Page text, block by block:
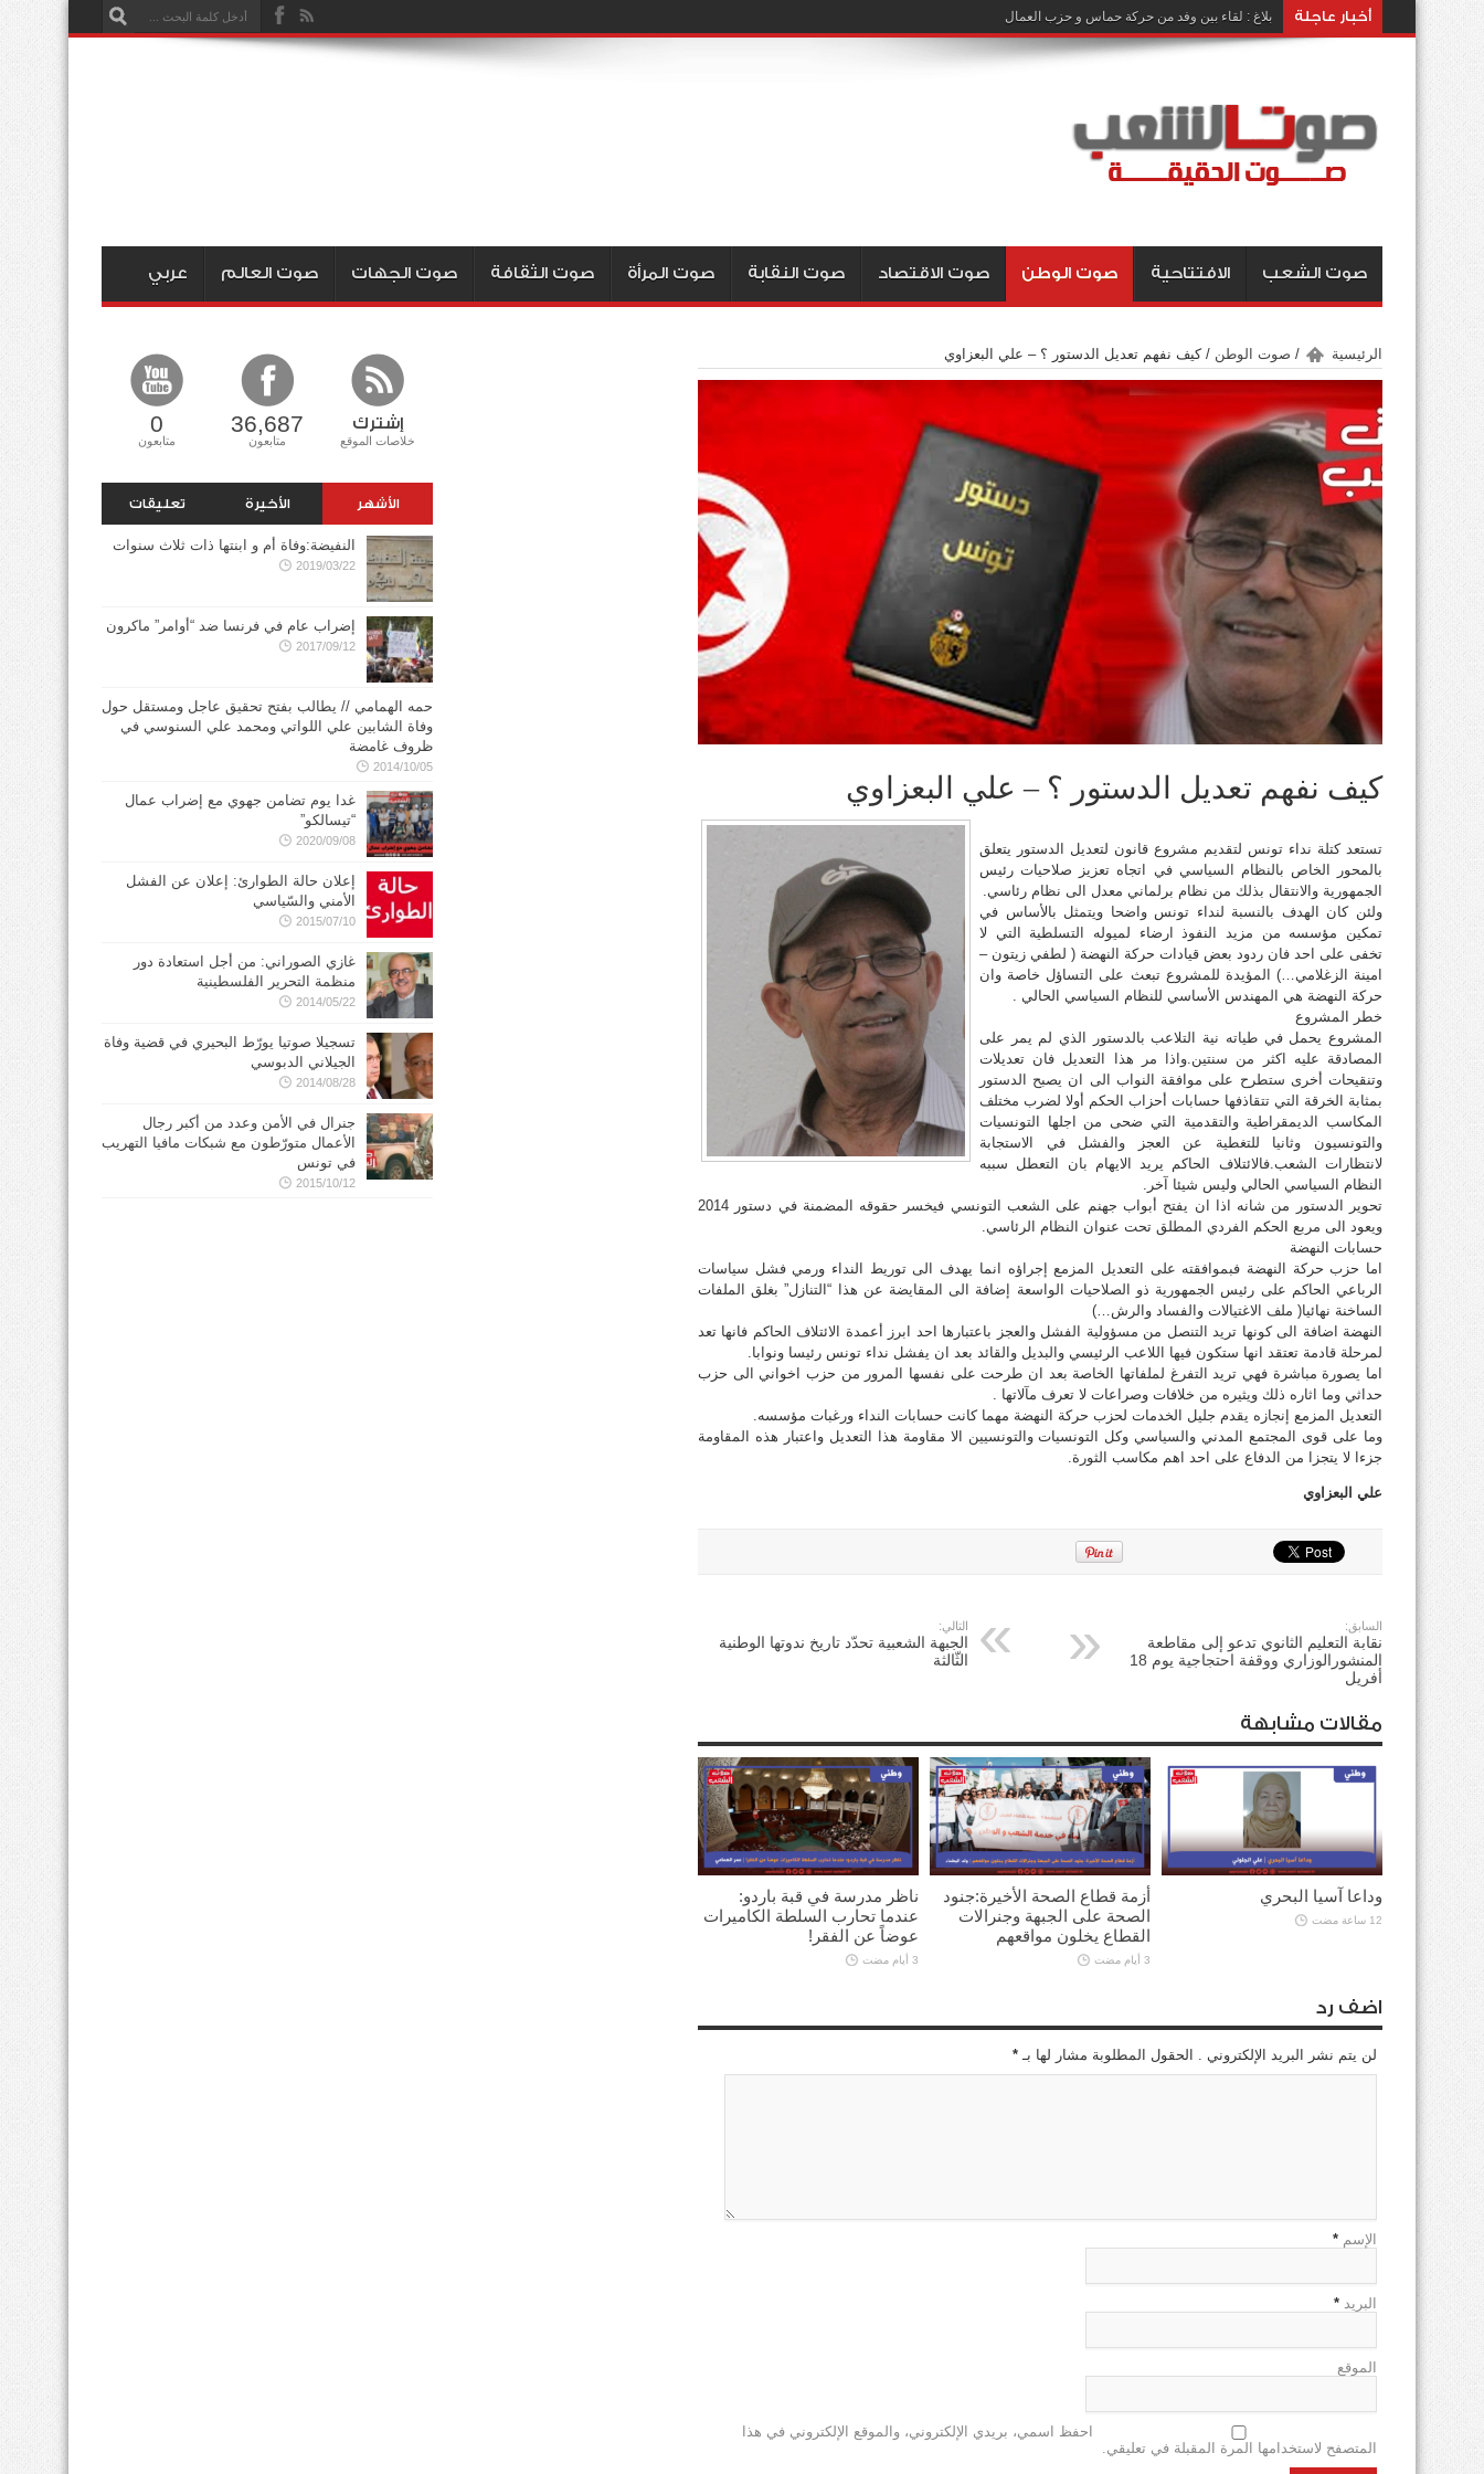
أخبار عاجلة بلاغ : لقاء بين وفد من حركة حماس و حزب العمال
صوت الشعب الافتتاحية صوت الوطن صوت الاقتصاد صوت النقابة صوت المرأة صوت الثقافة صوت الجهات صوت العالم عربي
الرئيسية / صوت الوطن /كيف نفهم تعديل الدستور ؟ – علي البعزاوي
كيف نفهم تعديل الدستور ؟ – علي البعزاوي
تستعد كتلة نداء تونس لتقديم مشروع قانون لتعديل الدستور يتعلق
بالمحور الخاص بالنظام السياسي في اتجاه تعزيز صلاحيات رئيس
الجمهورية والانتقال بذلك من نظام برلماني معدل الى نظام رئاسي.
ولئن كان الهدف بالنسبة لنداء تونس واضحا ويتمثل بالأساس في
تمكين مؤسسه من مزيد النفوذ ارضاء لميوله التسلطية التي لا
تخفى على احد فان ردود بعض قيادات حركة النهضة ( لطفي زيتون –
امينة الزغلامي…) المؤيدة للمشروع تبعث على التساؤل خاصة وان
حركة النهضة هي المهندس الأساسي للنظام السياسي الحالي .
خطر المشروع
المشروع يحمل في طياته نية التلاعب بالدستور الذي لم يمر على
المصادقة عليه اكثر من سنتين.واذا مر هذا التعديل فان تعديلات
وتنقيحات أخرى ستطرح على موافقة النواب الى ان يصبح الدستور
بمثابة الخرقة التي تتقاذفها حسابات أحزاب الحكم أولا لضرب مختلف
المكاسب الديمقراطية والتقدمية التي ضحى من اجلها التونسيات
والتونسيون وثانيا للتغطية عن العجز والفشل في الاستجابة
لانتظارات الشعب.فالائتلاف الحاكم يريد الايهام بان التعطل سببه
النظام السياسي الحالي وليس شيئا آخر.
تحوير الدستور من شانه اذا ان يفتح أبواب جهنم على الشعب التونسي فيخسر حقوقه المضمنة في دستور 2014
ويعود الى مربع الحكم الفردي المطلق تحت عنوان النظام الرئاسي.
حسابات النهضة
اما حزب حركة النهضة فبموافقته على التعديل المزمع إجراؤه انما يهدف الى توريط النداء ورمي فشل سياسات
الرباعي الحاكم على رئيس الجمهورية ذو الصلاحيات الواسعة إضافة الى المقايضة عن هذا “التنازل” بغلق الملفات
الساخنة نهائيا( ملف الاغتيالات والفساد والرش…)
النهضة اضافة الى كونها تريد التنصل من مسؤولية الفشل والعجز باعتبارها احد ابرز أعمدة الائتلاف الحاكم فانها تعد
لمرحلة قادمة تعتقد انها ستكون فيها اللاعب الرئيسي والبديل والقائد بعد ان يفشل نداء تونس رئيسا ونوابا.
اما يصورة مباشرة فهي تريد التفرغ لملفاتها الخاصة بعد ان طرحت على نفسها المرور من حزب اخواني الى حزب
حداثي وما اثاره ذلك ويثيره من خلافات وصراعات لا تعرف مآلاتها .
التعديل المزمع إنجازه يقدم جليل الخدمات لحزب حركة النهضة مهما كانت حسابات النداء ورغبات مؤسسه.
وما على قوى المجتمع المدني والسياسي وكل التونسيات والتونسيين الا مقاومة هذا التعديل واعتبار هذه المقاومة
جزءا لا يتجزا من الدفاع على احد اهم مكاسب الثورة.
علي البعزاوي
السابق:
نقابة التعليم الثانوي تدعو إلى مقاطعة
المنشورالوزاري ووقفة احتجاجية يوم 18
أفريل
التالي:
الجبهة الشعبية تحدّد تاريخ ندوتها الوطنية
الثّالثة
مقالات مشابهة
وداعا آسيا البحري
12 ساعة مضت
أزمة قطاع الصحة الأخيرة:جنود
الصحة على الجبهة وجنرالات
القطاع يخلون مواقعهم
3 أيام مضت
ناظر مدرسة في قبة باردو:
عندما تحارب السلطة الكاميرات
عوضاً عن الفقر!
3 أيام مضت
اضف رد
لن يتم نشر البريد الإلكتروني . الحقول المطلوبة مشار لها بـ *
الإسم *
البريد *
الموقع
احفظ اسمي، بريدي الإلكتروني، والموقع الإلكتروني في هذا
المتصفح لاستخدامها المرة المقبلة في تعليقي.
إشترك
خلاصات الموقع
36,687
متابعون
0
متابعون
الأشهر الأخيرة تعليقات
النفيضة:وفاة أم و ابنتها ذات ثلاث سنوات
2019/03/22
إضراب عام في فرنسا ضد “أوامر” ماكرون
2017/09/12
حمه الهمامي // يطالب بفتح تحقيق عاجل ومستقل حول
وفاة الشابين علي اللواتي ومحمد علي السنوسي في
ظروف غامضة
2014/10/05
غدا يوم تضامن جهوي مع إضراب عمال
“تيسالكو”
2020/09/08
إعلان حالة الطوارئ: إعلان عن الفشل
الأمني والسّياسي
2015/07/10
غازي الصوراني: من أجل استعادة دور
منظمة التحرير الفلسطينية
2014/05/22
تسجيلا صوتيا يورّط البحيري في قضية وفاة
الجيلاني الدبوسي
2014/08/28
جنرال في الأمن وعدد من أكبر رجال
الأعمال متورّطون مع شبكات مافيا التهريب
في تونس
2015/10/12